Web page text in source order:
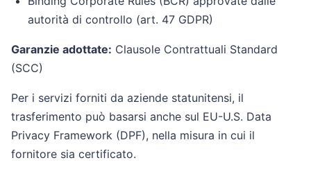
autorità di controllo (art. 47 GDPR)
Garanzie adottate: Clausole Contrattuali Standard
(SCC)
Per i servizi forniti da aziende statunitensi, il
trasferimento può basarsi anche sul EU-U.S. Data
Privacy Framework (DPF), nella misura in cui il
fornitore sia certificato.